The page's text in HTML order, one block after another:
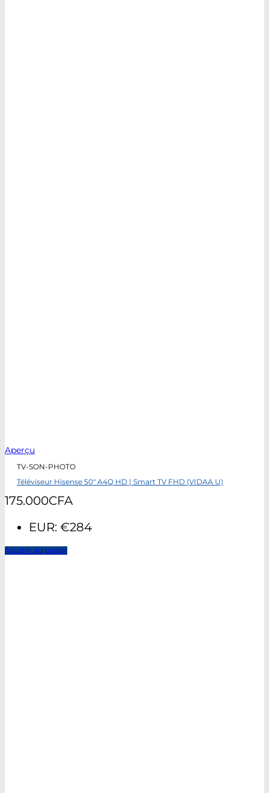
Aperçu
TV-SON-PHOTO
Téléviseur Hisense 50″ A4Q HD | Smart TV FHD (VIDAA U)
175.000CFA
EUR: €284
Ajouter au panier